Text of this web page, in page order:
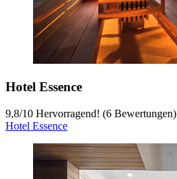
Hotel Essence
9,8/10 Hervorragend! (6 Bewertungen)
Hotel Essence